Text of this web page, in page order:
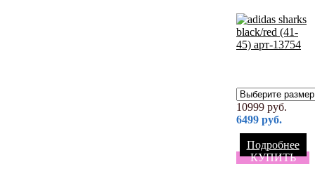
10999 руб.
6499 руб.
Подробнее
КУПИТЬ